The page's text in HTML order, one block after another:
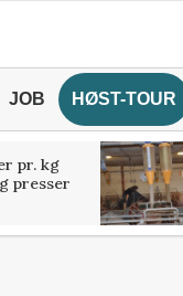
JOB HØST-TOUR
pr. kg
presser